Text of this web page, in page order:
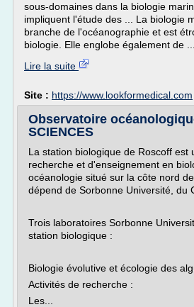
sous-domaines dans la biologie
impliquent l'étude des ... La biologie
branche de l'océanographie et est
biologie. Elle englobe également de ...
Lire la suite
Site : https://www.lookformedical.com
Observatoire
SCIENCES
La station biologique de Roscoff est
recherche et d'enseignement en
océanologie situé sur la côte nord
dépend de Sorbonne Université, du
Trois laboratoires Sorbonne
station biologique :
Biologie évolutive et écologie des
Activités de recherche :
Les...